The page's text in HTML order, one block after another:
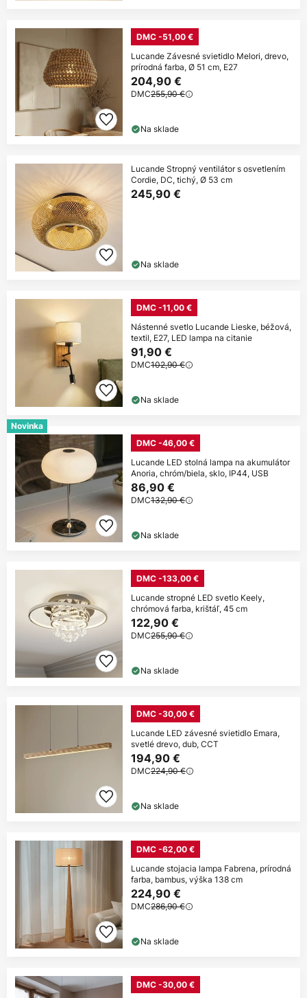
DMC -51,00 €
Lucande Závesné svietidlo Melori, drevo,
prírodná farba, Ø 51 cm, E27
204,90 €
DMC255,90 €
Na sklade
Lucande Stropný ventilátor s osvetlením
Cordie, DC, tichý, Ø 53 cm
245,90 €
Na sklade
DMC -11,00 €
Nástenné svetlo Lucande Lieske, béžová,
textil, E27, LED lampa na citanie
91,90 €
DMC102,90 €
Na sklade
Novinka
DMC -46,00 €
Lucande LED stolná lampa na akumulátor
Anoria, chróm/biela, sklo, IP44, USB
86,90 €
DMC132,90 €
Na sklade
DMC -133,00 €
Lucande stropné LED svetlo Keely,
chrómová farba, krištáľ, 45 cm
122,90 €
DMC255,90 €
Na sklade
DMC -30,00 €
Lucande LED závesné svietidlo Emara,
svetlé drevo, dub, CCT
194,90 €
DMC224,90 €
Na sklade
DMC -62,00 €
Lucande stojacia lampa Fabrena, prírodná
farba, bambus, výška 138 cm
224,90 €
DMC286,90 €
Na sklade
DMC -30,00 €